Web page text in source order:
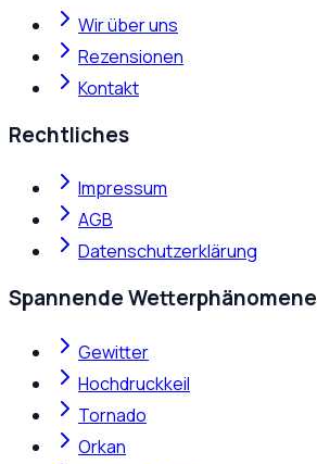
Wir über uns
Rezensionen
Kontakt
Rechtliches
Impressum
AGB
Datenschutzerklärung
Spannende Wetterphänomene
Gewitter
Hochdruckkeil
Tornado
Orkan